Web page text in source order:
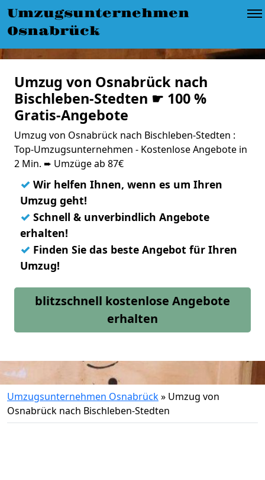
Umzugsunternehmen
Osnabrück
Umzug von Osnabrück nach
Bischleben-Stedten ☛ 100 %
Gratis-Angebote
Umzug von Osnabrück nach Bischleben-Stedten :
Top-Umzugsunternehmen - Kostenlose Angebote in
2 Min. ➨ Umzüge ab 87€
✓ Wir helfen Ihnen, wenn es um Ihren
Umzug geht!
✓ Schnell & unverbindlich Angebote
erhalten!
✓ Finden Sie das beste Angebot für Ihren
Umzug!
blitzschnell kostenlose Angebote
erhalten
Umzugsunternehmen Osnabrück» Umzug von
Osnabrück nach Bischleben-Stedten